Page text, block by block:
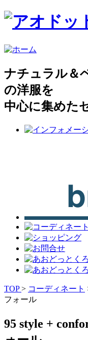
ナチュラル＆
の洋服を
中心に集めた
TOP> コーディネート
フォール
95 style +